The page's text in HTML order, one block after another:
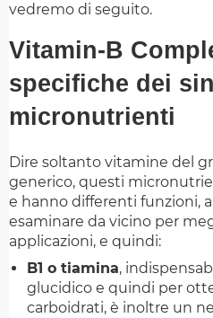
vedremo di seguito.
Vitamin-B
specifiche dei
micronutrienti
Dire soltanto vitamine del
generico, questi
e hanno differenti funzioni,
esaminare da vicino per
applicazioni, e quindi:
B1 o tiamina,
glucidico e quindi per
carboidrati, è inoltre un